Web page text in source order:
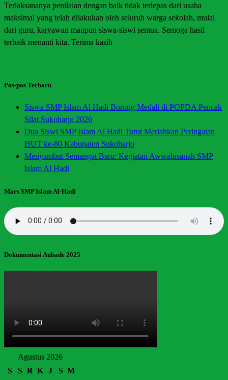
Terlaksananya penilaian dengan baik tidak terlepas dari usaha
maksimal yang telah dilakukan oleh seluruh warga sekolah, mulai
dari guru, karyawan maupun siswa-siswi semua. Semoga hasil
terbaik menanti kita. Terima kasih
Pos-pos Terbaru
Siswa SMP Islam Al Hadi Borong Medali di POPDA Pencak
Silat Sukoharjo 2026
Dua Siswi SMP Islam Al Hadi Turut Meriahkan Peringatan
HUT ke-80 Kabupaten Sukoharjo
Menyambut Semangat Baru: Kegiatan Awwalusanah SMP
Islam Al Hadi
Mars SMP Islam Al-Hadi
Dokumentasi Aubade 2025
Agustus 2026
S
S R K J S M